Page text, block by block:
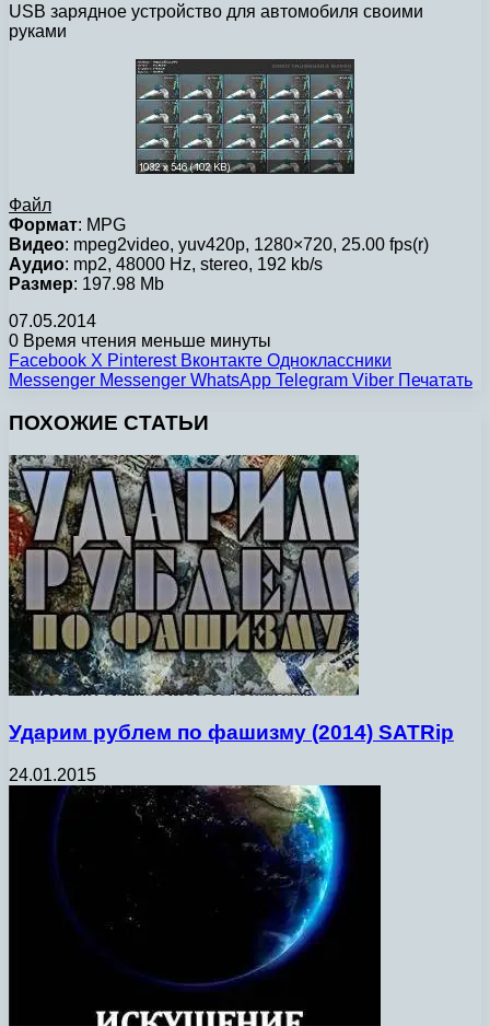
USB зарядное устройство для автомобиля своими
руками
Файл
Формат: MPG
Видео: mpeg2video, yuv420p, 1280×720, 25.00 fps(r)
Аудио: mp2, 48000 Hz, stereo, 192 kb/s
Размер: 197.98 Mb
07.05.2014
0 Время чтения меньше минуты
Facebook X Pinterest Вконтакте Одноклассники
Messenger Messenger WhatsApp Telegram Viber Печатать
ПОХОЖИЕ СТАТЬИ
Ударим рублем по фашизму (2014) SATRip
24.01.2015